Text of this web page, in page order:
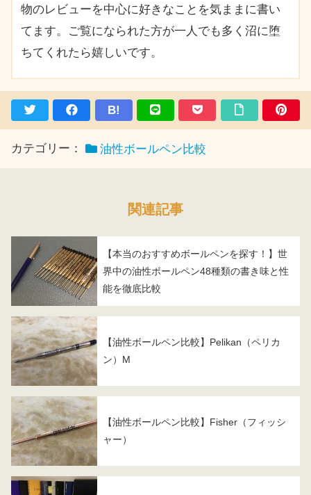
物のレビューを中心に好きなことを気ままに書い
てます。ご覧になられた方が一人でも多く沼に堕
ちてくれたら嬉しいです。
B!
カテゴリー： 油性ボールペン比較
関連記事
【本当のおすすめボールペンを探す！】世
界中の油性ボールペン48種類の書き味と性
能を徹底比較
【油性ボールペン比較】Pelikan（ペリカ
ン）M
【油性ボールペン比較】Fisher（フィッシ
ャー）